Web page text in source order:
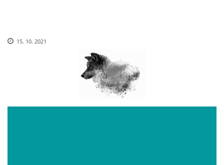
EGYRON: SIEDMY DEŇ - 3. DIEL
15. 10. 2021